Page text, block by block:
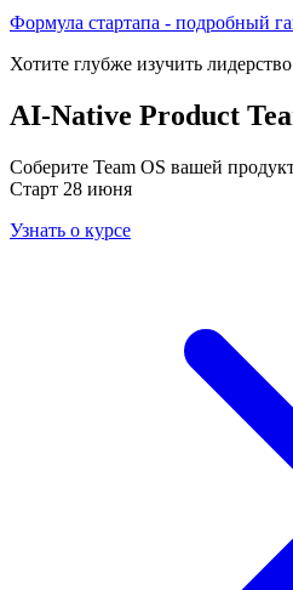
Формула стартапа - подробный
Хотите глубже изучить
AI-Native Product
Соберите Team OS вашей
Старт 28 июня
Узнать о курсе